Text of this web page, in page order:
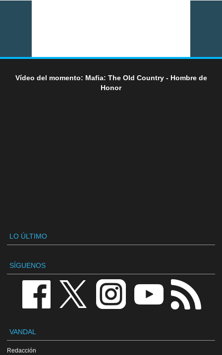
Vídeo del momento: Mafia: The Old Country - Hombre de
Honor
LO ÚLTIMO
SÍGUENOS
VANDAL
Redacción